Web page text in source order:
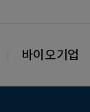
바이오기업